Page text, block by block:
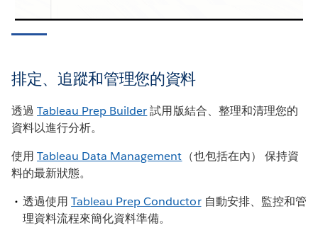
排定、追蹤和管理您的資料
透過Tableau Prep Builder試用版結合、整理和清理您的
資料以進行分析。
使用Tableau Data Management （也包括在內） 保持資
料的最新狀態。
透過使用Tableau Prep Conductor自動安排、監控和管
理資料流程來簡化資料準備。